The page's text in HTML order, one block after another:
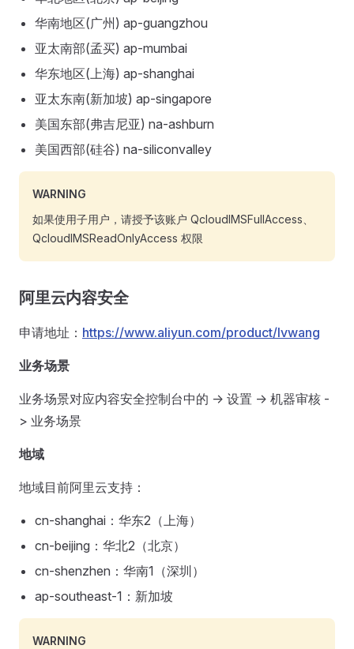
华南地区(广州) ap-guangzhou
亚太南部(孟买) ap-mumbai
华东地区(上海) ap-shanghai
亚太东南(新加坡) ap-singapore
美国东部(弗吉尼亚) na-ashburn
美国西部(硅谷) na-siliconvalley
WARNING
如果使用子用户，请授予该账户 QcloudIMSFullAccess、
QcloudIMSReadOnlyAccess 权限
阿里云内容安全
申请地址： https://www.aliyun.com/product/lvwang
业务场景
业务场景对应内容安全控制台中的 -> 设置 -> 机器审核 -
> 业务场景
地域
地域目前阿里云支持：
cn-shanghai：华东2（上海）
cn-beijing：华北2（北京）
cn-shenzhen：华南1（深圳）
ap-southeast-1：新加坡
WARNING